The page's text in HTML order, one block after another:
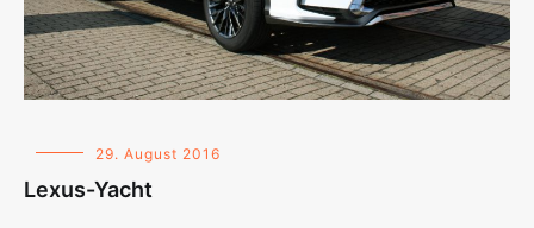
29. August 2016
Lexus-Yacht